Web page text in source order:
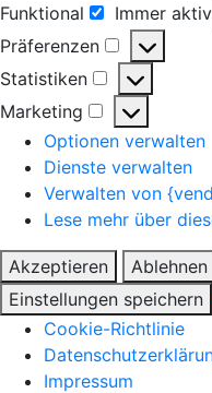
Funktional
Funktional
Immer aktiv
Präferenzen
Statistiken
Statistiken
Marketing
Marketing
Optionen verwalten
Dienste verwalten
Verwalten von
Lese mehr über
Akzeptieren Ablehnen
Einstellungen speichern
Cookie-Richtlinie
Impressum